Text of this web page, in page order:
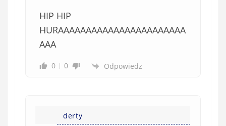
HIP HIP
HURAAAAAAAAAAAAAAAAAAAAAAA
AAA
0 0 Odpowiedz
derty